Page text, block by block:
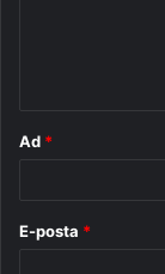
Ad *
E-posta *